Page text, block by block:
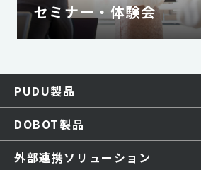
セミナー・体験会
PUDU製品
DOBOT製品
外部連携ソリューション